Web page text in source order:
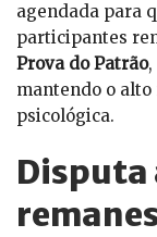
agendada para
participantes
Prova do Patrão,
mantendo o
psicológica.
Disputa